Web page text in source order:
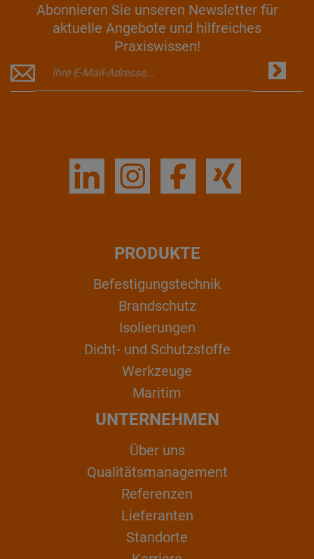
Abonnieren Sie unseren Newsletter für
aktuelle Angebote und hilfreiches
Praxiswissen!
PRODUKTE
Befestigungstechnik
Brandschutz
Isolierungen
Dicht- und Schutzstoffe
Werkzeuge
Maritim
UNTERNEHMEN
Über uns
Qualitätsmanagement
Referenzen
Lieferanten
Standorte